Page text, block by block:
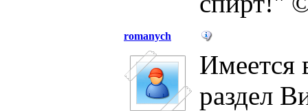
romanych
Имеется
раздел